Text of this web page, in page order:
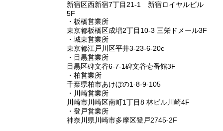
新宿区西新宿7丁目21-1 新宿ロイヤルビル
5F
・板橋営業所
東京都板橋区成増2丁目10-3 三栄ドメール3F
・城東営業所
東京都江戸川区平井3-23-6-20c
・目黒営業所
目黒区碑文谷6-7-1碑文谷壱番館3F
・柏営業所
千葉県柏市あけぼの1-8-9-105
・川崎営業所
川崎市川崎区南町1丁目8 林ビル川崎4F
・登戸営業所
神奈川県川崎市多摩区登戸2745-2F